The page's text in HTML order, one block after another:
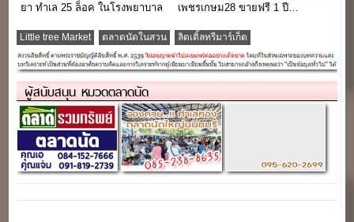
ยา ทำเล 25 ล็อค ในโรงพยาบาล
เพชรเกษม28 ขายฟรี 1 ปี…
Little tree Market ตลาดนัดในสวน ลิตเติ้ลทรีมาร์เก็ต
ผู้สนับสนุน หมวดตลาดนัด